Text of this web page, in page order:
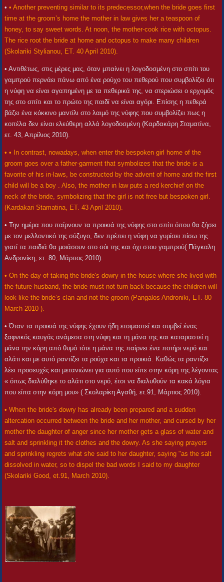
• • Another preventing similar to its predecessor,when the bride goes first
time at the groom’s home the mother in law gives her a teaspoon of
honey, to say sweet words. At noon, the mother-cook rice with octopus.
The rice root the bride at home and octopus to make many children
(Skolariki Stylianou, ET. 40 April 2010).
• Αντιθέτως, στις μέρες μας, όταν μπαίνει η λογοδοσμένη στο σπίτι του
γαμπρού περνάει πάνω από ένα ρούχο του πεθερού που συμβολίζει ότι
η νύφη να είναι αγαπημένη με τα πεθερικά της, να στεριώσει ο ερχομός
της στο σπίτι και το πρώτο της παιδί να είναι αγόρι. Επίσης η πεθερά
βάζει ένα κόκκινο μαντίλι στο λαιμό της νύφης που συμβολίζει πως η
κοπέλα δεν είναι ελεύθερη αλλά λογοδοσμένη (Καρδακάρη Σταματίνα,
ετ. 43, Απρίλιος 2010).
• • In contrast, nowadays, when enter the bespoken girl home of the
groom goes over a father-garment that symbolizes that the bride is a
favorite of his in-laws, be constructed by the advent of home and the first
child will be a boy . Also, the mother in law puts a red kerchief on the
neck of the bride, symbolizing that the girl is not free but bespoken girl.
(Kardakari Stamatina, ET. 43 April 2010).
• Την ημέρα που παίρνουν τα προικιά της νύφης στο σπίτι όπου θα ζήσει
με τον μελλοντικό της σύζυγο, δεν πρέπει η νύφη να γυρίσει πίσω της
γιατί τα παιδιά θα μοιάσουν στο σόι της και όχι στου γαμπρού( Πάγκαλη
Ανδρονίκη, ετ. 80, Μάρτιος 2010).
• On the day of taking the bride's dowry in the house where she lived with
the future husband, the bride must not turn back because the children will
look like the bride’s clan and not the groom (Pangalos Androniki, ET. 80
March 2010 ).
• Όταν τα προικιά της νύφης έχουν ήδη ετοιμαστεί και συμβεί ένας
ξαφνικός καυγάς ανάμεσα στη νύφη και τη μάνα της και καταραστεί η
μάνα την κόρη από θυμό τότε η μάνα της παίρνει ένα ποτήρι νερό και
αλάτι και με αυτό ραντίζει τα ρούχα και τα προικιά. Καθώς τα ραντίζει
λέει προσευχές και μετανιώνει για αυτό που είπε στην κόρη της λέγοντας
« όπως διαλύθηκε το αλάτι στο νερό, έτσι να διαλυθούν τα κακά λόγια
που είπα στην κόρη μου» ( Σκολαρίκη Αγαθή, ετ.91, Μάρτιος 2010).
• When the bride's dowry has already been prepared and a sudden
altercation occurred between the bride and her mother, and cursed by her
mother the daughter of anger since her mother gets a glass of water and
salt and sprinkling it the clothes and the dowry. As she saying prayers
and sprinkling regrets what she said to her daughter, saying "as the salt
dissolved in water, so to dispel the bad words I said to my daughter
(Skolariki Good, et.91, March 2010).